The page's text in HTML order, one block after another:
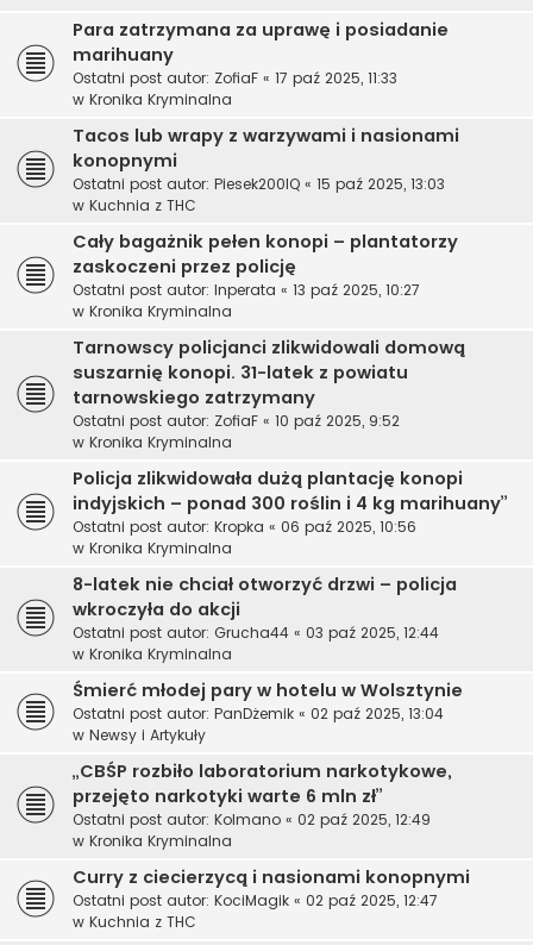
Para zatrzymana za uprawę i posiadanie
marihuany
Ostatni post autor: ZofiaF « 17 paź 2025, 11:33
w Kronika Kryminalna
Tacos lub wrapy z warzywami i nasionami
konopnymi
Ostatni post autor: Piesek200IQ « 15 paź 2025, 13:03
w Kuchnia z THC
Cały bagażnik pełen konopi – plantatorzy
zaskoczeni przez policję
Ostatni post autor: Inperata « 13 paź 2025, 10:27
w Kronika Kryminalna
Tarnowscy policjanci zlikwidowali domową
suszarnię konopi. 31-latek z powiatu
tarnowskiego zatrzymany
Ostatni post autor: ZofiaF « 10 paź 2025, 9:52
w Kronika Kryminalna
Policja zlikwidowała dużą plantację konopi
indyjskich – ponad 300 roślin i 4 kg marihuany”
Ostatni post autor: Kropka « 06 paź 2025, 10:56
w Kronika Kryminalna
8-latek nie chciał otworzyć drzwi – policja
wkroczyła do akcji
Ostatni post autor: Grucha44 « 03 paź 2025, 12:44
w Kronika Kryminalna
Śmierć młodej pary w hotelu w Wolsztynie
Ostatni post autor: PanDżemik « 02 paź 2025, 13:04
w Newsy i Artykuły
„CBŚP rozbiło laboratorium narkotykowe,
przejęto narkotyki warte 6 mln zł”
Ostatni post autor: Kolmano « 02 paź 2025, 12:49
w Kronika Kryminalna
Curry z ciecierzycą i nasionami konopnymi
Ostatni post autor: KociMagik « 02 paź 2025, 12:47
w Kuchnia z THC